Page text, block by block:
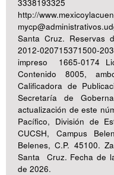
http://
Santa Cruz. Reservas
2012-020715371500-
impreso 1665-0174
Contenido 8005,
Calificadora de
Secretaría de
actualización de este
Pacífico, División de
CUCSH, Campus
Belenes, C.P. 45100.
Santa Cruz. Fecha de
de 2026.